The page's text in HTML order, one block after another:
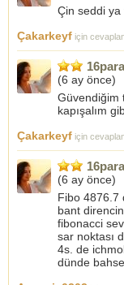
Çin seddi ya
Çakarkeyf için
(6 ay önce)
Güvendiğim
kapışalım
Çakarkeyf için
(6 ay önce)
Fibo 4876.7
bant
fibonacci
sar noktası
4s. de
dünde